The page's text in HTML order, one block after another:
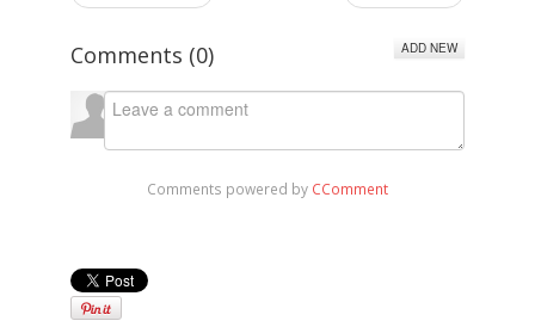
Comments (0) ADD NEW
Comments powered by CComment